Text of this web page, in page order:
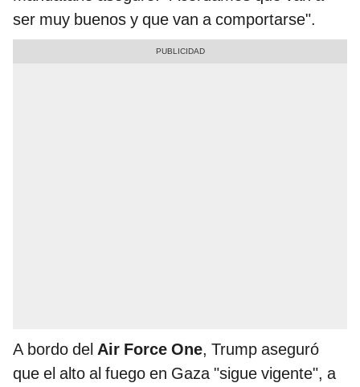
ser muy buenos y que van a comportarse".
A bordo del Air Force One, Trump aseguró
que el alto al fuego en Gaza "sigue vigente", a